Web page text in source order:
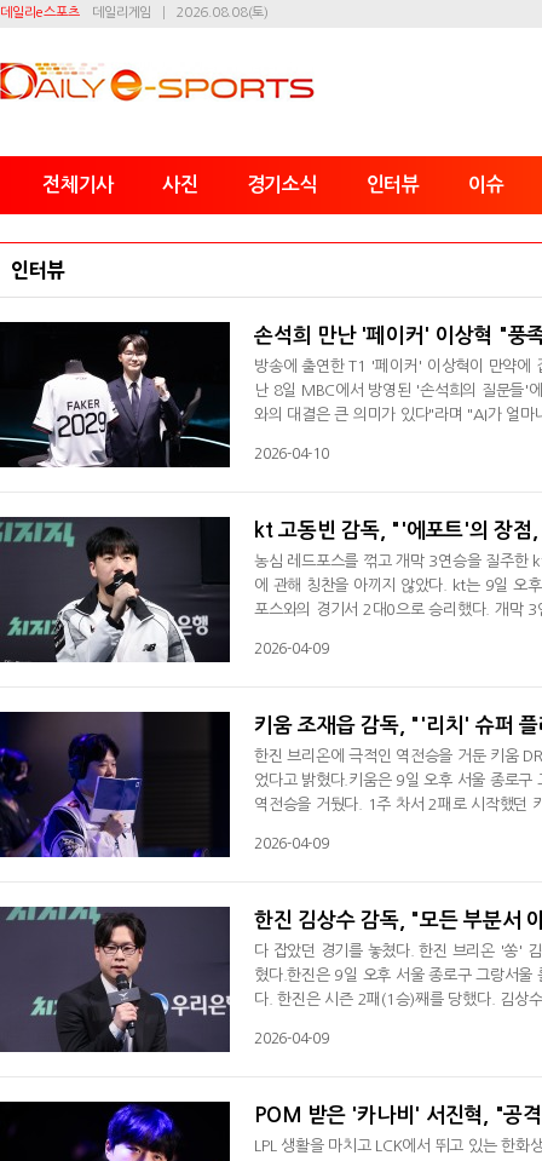
데일리e스포츠 데일리게임 2026.08.08(토)
전체기사 사진 경기소식 인터뷰 이슈
인터뷰
손석희 만난 '페이커' 이상혁 "풍
방송에 출연한 T1 '페이커' 이상혁이 만약에
난 8일 MBC에서 방영된 '손석희의 질문들'
와의 대결은 큰 의미가 있다"라며 "AI가 얼
때문에 '경우의 수'를 정할 수 없다"라며 "(개
2026-04-10
kt 고동빈 감독, "'에포트'의 장점
농심 레드포스를 꺾고 개막 3연승을 질주한
에 관해 칭찬을 아끼지 않았다. kt는 9일 오
포스와의 경기서 2대0으로 승리했다. 개막
경기력이 너무 좋아서 승리한 거 같아 기분
2026-04-09
키움 조재읍 감독, "'리치' 슈퍼
한진 브리온에 극적인 역전승을 거둔 키움
었다고 밝혔다.키움은 9일 오후 서울 종로구
역전승을 거뒀다. 1주 차서 2패로 시작했던
미드에서 죽기 전까지 거의 졌다고 생각했다
2026-04-09
한진 김상수 감독, "모든 부분서
다 잡았던 경기를 놓쳤다. 한진 브리온 '쏭'
혔다.한진은 9일 오후 서울 종로구 그랑서울
다. 한진은 시즌 2패(1승)째를 당했다. 김상
역습에 경기를 내줬고 그 여파는 3세트로 이
2026-04-09
POM 받은 '카나비' 서진혁, "공
LPL 생활을 마치고 LCK에서 뛰고 있는 한